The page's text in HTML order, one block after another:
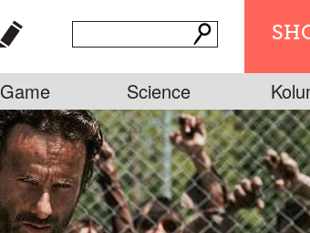
Game Science